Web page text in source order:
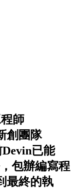
師
創團隊
已能
包辦編寫程
最終的執